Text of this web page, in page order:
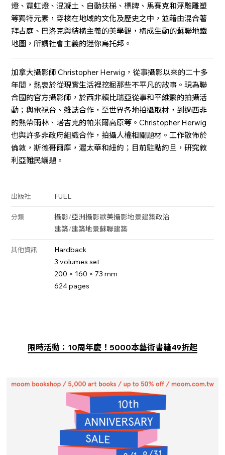
燈、霓虹燈、混凝土、自動扶梯、標牌、馬賽克和浮雕雕塑
等獨特元素，穿梭在地域的文化及歷史之中，並藉由混合著
拜占庭、巴洛克與結構主義的美學觀，構成生動的蘇聯地鐵
地圖，所謂社會主義的迷你烏托邦。
加拿大攝影師 Christopher Herwig，從事攝影以來的二十多
年間，熱衷於從現實生活裡挖掘那些不平凡的故事。現為聯
合國的官方攝影師，於西非賴比瑞亞從事和平維繫的拍攝活
動；與電視台、雜誌合作，至世界各地拍攝取材，到過西非
的熱帶雨林、塔吉克的帕米爾高原等。Christopher Herwig
也與許多非政府組織合作，拍攝人權相關題材。工作散佈於
倫敦，斯德哥爾摩，渥太華和紐約；目前駐點約旦，研究敘
利亞難民議題。
出版社 FUEL
分類 攝影/亞洲攝影歐美攝影地景建築政治
建築/建築地景蘇聯建築
其他資訊
Hardback
3 volumes set
200 × 160 × 73 mm
624 pages
限時活動：10周年慶！5000本藝術書籍49折起